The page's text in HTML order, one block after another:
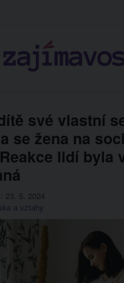
své vlastní
se žena na
lidí byla
23. 5. 2024
a vztahy